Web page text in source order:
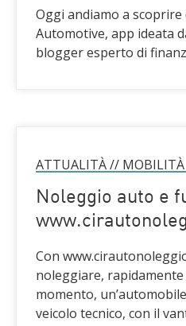
Oggi andiamo a scoprire
Automotive, app ideata
blogger esperto di
ATTUALITÀ// MOBILITÀ
Noleggio auto e
Con
noleggiare, rapidamente
momento,
veicolo tecnico, con il